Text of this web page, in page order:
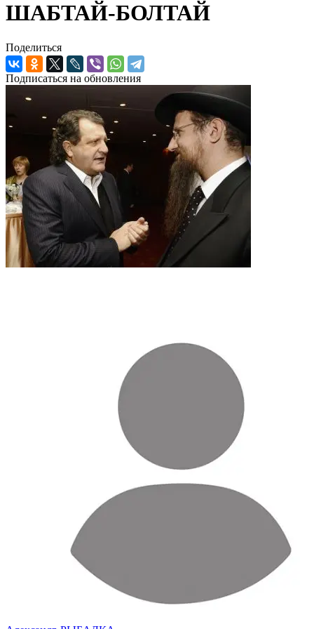
ШАБТАЙ-БОЛТАЙ
Поделиться
Подписаться на обновления